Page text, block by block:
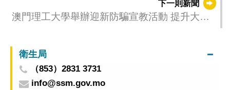
下一則新聞
澳門理工大學舉辦迎新防騙宣教活動 提升大學
衛生局
（853）2831 3731
info@ssm.gov.mo